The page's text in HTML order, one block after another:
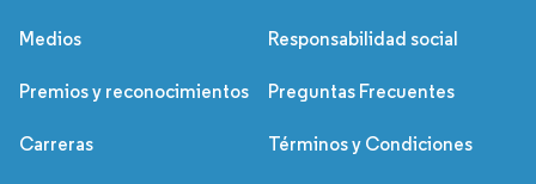
Medios Responsabilidad social
Premios y reconocimientos Preguntas Frecuentes
Carreras Términos y Condiciones